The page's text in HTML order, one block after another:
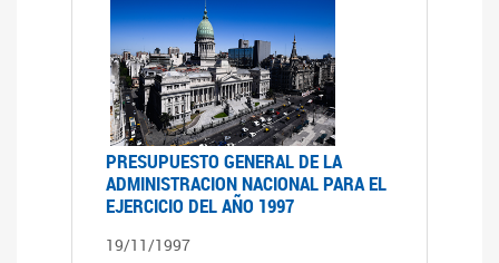
PRESUPUESTO GENERAL DE LA
ADMINISTRACION NACIONAL PARA EL
EJERCICIO DEL AÑO 1997
19/11/1997